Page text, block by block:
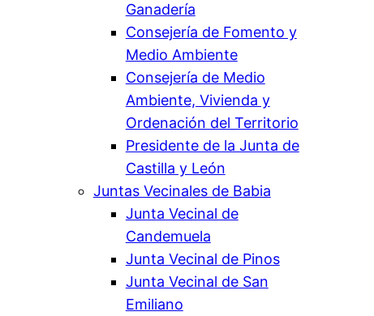
Ganadería
Consejería de Fomento y
Medio Ambiente
Consejería de Medio
Ambiente, Vivienda y
Ordenación del Territorio
Presidente de la Junta de
Castilla y León
Juntas Vecinales de Babia
Junta Vecinal de
Candemuela
Junta Vecinal de Pinos
Junta Vecinal de San
Emiliano